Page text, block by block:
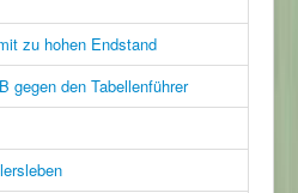
zu hohen Endstand
gegen den Tabellenführer